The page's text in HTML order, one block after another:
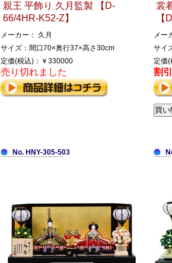
親王 平飾り 久月監製 【D-
66/4HR-K52-Z】
メーカー： 久月
サイズ：間口70×奥行37×高さ30cm
定価(税込)：￥330000
売り切れました
裳
【
メー
サイ
定価
割
No. HNY-305-503